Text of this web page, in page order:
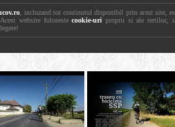
, incluzand tot continutul disponibil prin acest site,
website folosestecookie-uri proprii si ale tertilor,